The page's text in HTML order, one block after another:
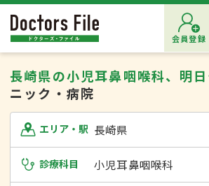
会員登録
長崎県の小児耳鼻咽喉科、明
ニック・病院
エリア・駅 長崎県
診療科目 小児耳鼻咽喉科